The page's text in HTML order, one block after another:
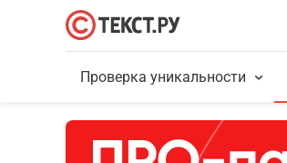
Проверка уникальности